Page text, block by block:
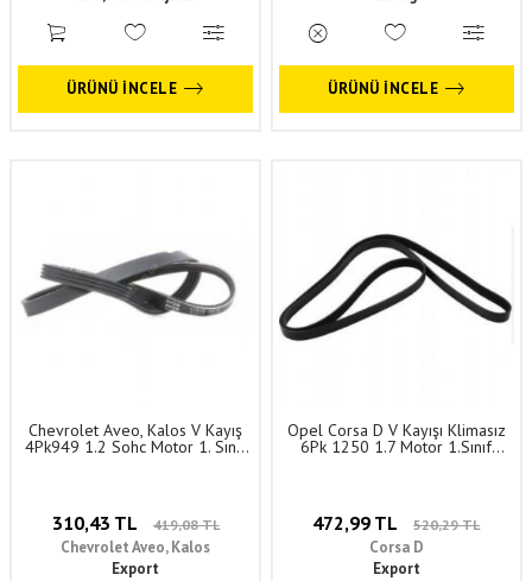
ÜRÜNÜ İNCELE ÜRÜNÜ İNCELE
Chevrolet Aveo, Kalos V Kayış
4Pk949 1.2 Sohc Motor 1. Sınıf
310,43 TL 419,08 TL
Chevrolet Aveo, Kalos
Export
Opel Corsa D V Kayışı Klimasız
6Pk 1250 1.7 Motor 1.Sınıf
472,99 TL 520,29 TL
Corsa D
Export